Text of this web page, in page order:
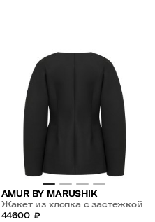
AMUR BY MARUSHIK
Жакет из хлопка с застежкой
на одну пуговицу
44600 ₽